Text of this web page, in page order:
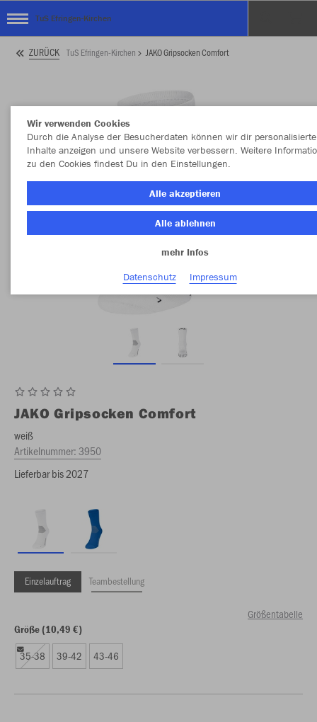
TuS Efringen-Kirchen
ZURÜCK TuS Efringen-Kirchen JAKO Gripsocken Comfort
JAKO Gripsocken Comfort
weiß
Artikelnummer:3950
Lieferbar bis 2027
Einzelauftrag Teambestellung
Größentabelle
Größe (10,49 €)
35-38 39-42 43-46
Wir verwenden Cookies
Durch die Analyse der Besucherdaten können wir dir personalisierte
Inhalte anzeigen und unsere Website verbessern. Weitere
zu den Cookies findest Du in den Einstellungen.
Alle akzeptieren
Alle ablehnen
mehr Infos
Datenschutz
Impressum